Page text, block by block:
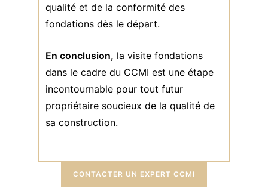
qualité et de la conformité des
fondations dès le départ.
En conclusion, la visite fondations
dans le cadre du CCMI est une étape
incontournable pour tout futur
propriétaire soucieux de la qualité de
sa construction.
CONTACTER UN EXPERT CCMI